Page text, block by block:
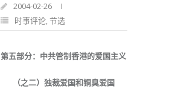
2004-02-26
时事评论,节选
第五部分：中共管制香港的爱国主义
（之二）独裁爱国和铜臭爱国